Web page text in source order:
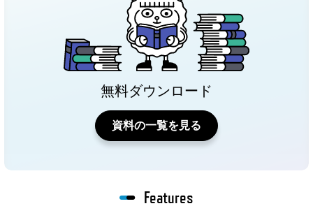
無料ダウンロード
資料の一覧を見る
Features